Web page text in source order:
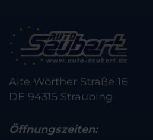
Alte Wörther Straße 16
DE 94315 Straubing
Öffnungszeiten: